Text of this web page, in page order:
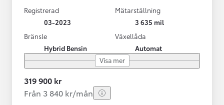
Registrerad
03-2023
Mätarställning
3 635 mil
Bränsle
Hybrid Bensin
Växellåda
Automat
Visa mer
319 900 kr
Från 3 840 kr/mån